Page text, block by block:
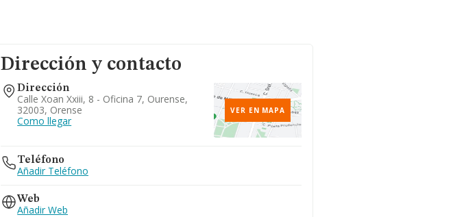
Dirección y contacto
Dirección
Calle Xoan Xxiii, 8 - Oficina 7, Ourense,
32003, Orense
Como llegar
VER EN MAPA
Teléfono
Añadir Teléfono
Web
Añadir Web